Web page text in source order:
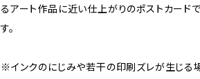
るアート作品に近い仕上がりのポストカード
す。
※インクのにじみや若干の印刷ズレが生じる